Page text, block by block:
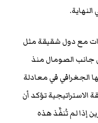
مع دول شقيقة مثل
جانب الصومال منذ
الجغرافي في معادلة
الاستراتيجية تؤكد أن
إذا لم تُنفَّذ هذه